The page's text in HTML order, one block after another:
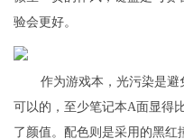
验会更好。
作为游戏本，光污染是
可以的，至少笔记本A面显得
了颜值。配色则是采用的黑